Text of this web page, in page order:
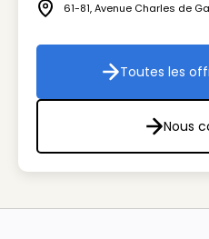
Icône adresse
61-81, Avenue Charles de
Toutes les
Nous